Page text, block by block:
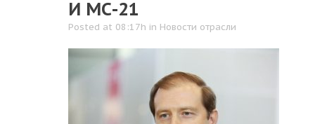
И МС-21
Posted at 08:17h in Новости отрасли